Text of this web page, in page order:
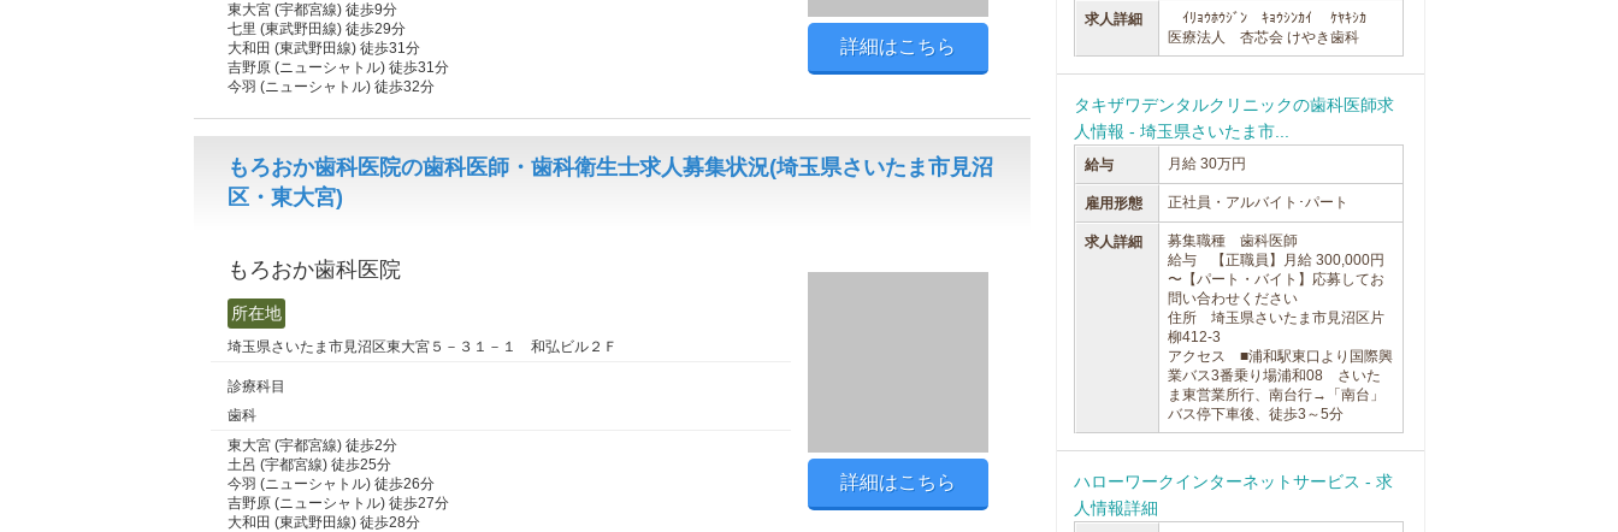
詳細はこちら
東大宮 (宇都宮線) 徒歩9分
七里 (東武野田線) 徒歩29分
大和田 (東武野田線) 徒歩31分
吉野原 (ニューシャトル) 徒歩31分
今羽 (ニューシャトル) 徒歩32分
もろおか歯科医院の歯科医師・歯科衛生士求人募集状況(埼玉県さいたま市見沼
区・東大宮)
もろおか歯科医院
詳細はこちら
所在地
埼玉県さいたま市見沼区東大宮５－３１－１ 和弘ビル２Ｆ
診療科目
歯科
東大宮 (宇都宮線) 徒歩2分
土呂 (宇都宮線) 徒歩25分
今羽 (ニューシャトル) 徒歩26分
吉野原 (ニューシャトル) 徒歩27分
大和田 (東武野田線) 徒歩28分
求人詳細
ｲﾘｮｳﾎｳｼﾞﾝ ｷｮｳｼﾝｶｲ ｹﾔｷｼｶ
医療法人 杏芯会 けやき歯科
タキザワデンタルクリニックの歯科医師求
人情報 - 埼玉県さいたま市...
給与 月給 30万円
雇用形態 正社員・アルバイト･パート
求人詳細
募集職種 歯科医師
給与 【正職員】月給 300,000円
〜【パート・バイト】応募してお
問い合わせください
住所 埼玉県さいたま市見沼区片
柳412-3
アクセス ■浦和駅東口より国際興
業バス3番乗り場浦和08 さいた
ま東営業所行、南台行→「南台」
バス停下車後、徒歩3～5分
ハローワークインターネットサービス - 求
人情報詳細